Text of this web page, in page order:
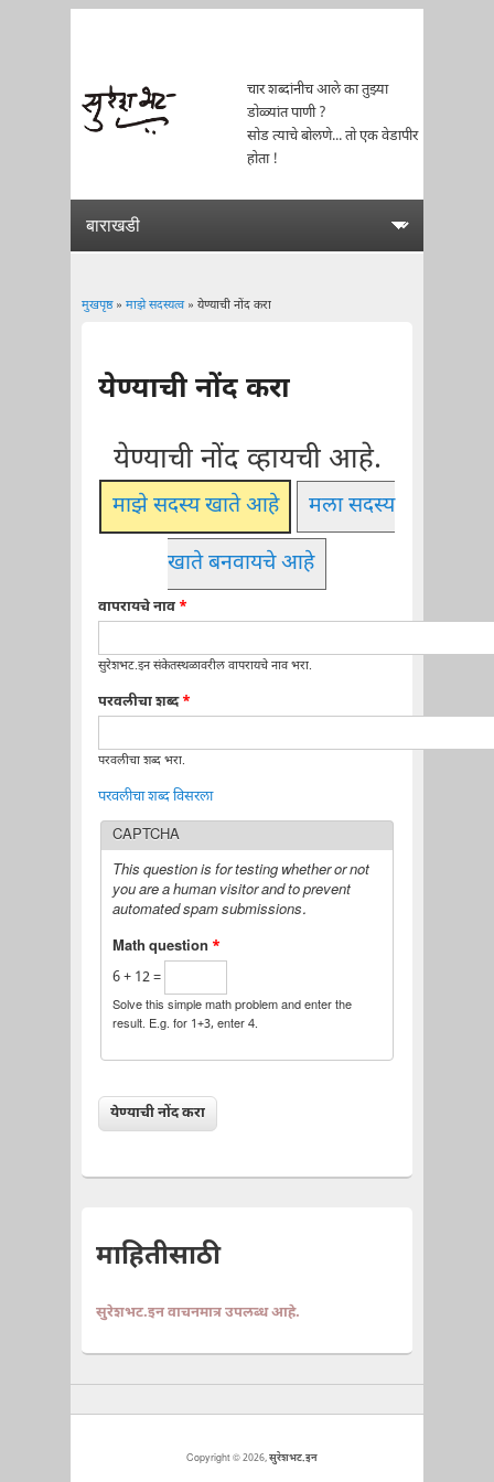
चार शब्दांनीच आले का तुझ्या
डोळ्यांत पाणी ?
सोड त्याचे बोलणे... तो एक वेडापीर
होता !
मुखपृष्ठ» माझे सदस्यत्व» येण्याची नोंद करा
येण्याची नोंद करा
येण्याची नोंद व्हायची आहे.
माझे सदस्य खाते आहे मला सदस्य
खाते बनवायचे आहे
वापरायचे नाव *
सुरेशभट.इन संकेतस्थळावरील वापरायचे नाव भरा.
परवलीचा शब्द*
परवलीचा शब्द भरा.
परवलीचा शब्द विसरला
CAPTCHA
This question is for testing whether or not
you are a human visitor and to prevent
automated spam submissions.
Math question *
6 + 12 =
Solve this simple math problem and enter the
result. E.g. for 1+3, enter 4.
माहितीसाठी
सुरेशभट.इन वाचनमात्र उपलब्ध आहे.
Copyright © 2026,सुरेशभट.इन